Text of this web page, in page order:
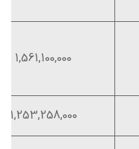
1,561,100,000
1,253,258,000